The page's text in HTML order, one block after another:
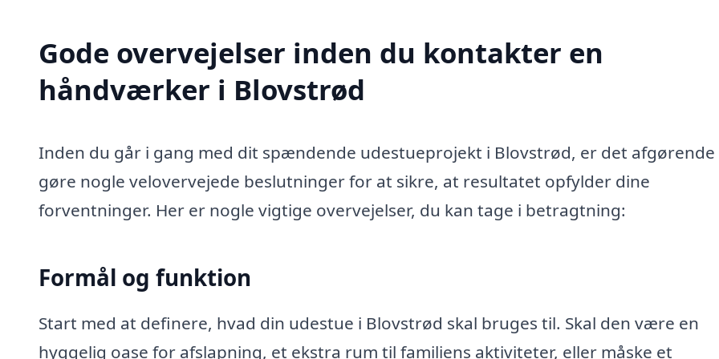
Gode overvejelser inden du kontakter en
håndværker i Blovstrød
Inden du går i gang med dit spændende udestueprojekt i Blovstrød, er det afgørende
gøre nogle velovervejede beslutninger for at sikre, at resultatet opfylder dine
forventninger. Her er nogle vigtige overvejelser, du kan tage i betragtning:
Formål og funktion
Start med at definere, hvad din udestue i Blovstrød skal bruges til. Skal den være en
hyggelig oase for afslapning, et ekstra rum til familiens aktiviteter, eller måske et